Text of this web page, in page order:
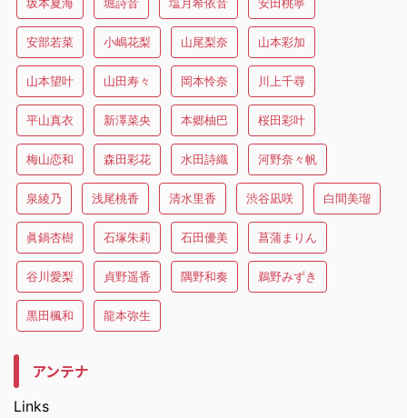
安部若菜 小嶋花梨 山尾梨奈 山本彩加
山本望叶 山田寿々 岡本怜奈 川上千尋
平山真衣 新澤菜央 本郷柚巴 桜田彩叶
梅山恋和 森田彩花 水田詩織 河野奈々帆
泉綾乃 浅尾桃香 清水里香 渋谷凪咲 白間美瑠
眞鍋杏樹 石塚朱莉 石田優美 菖蒲まりん
谷川愛梨 貞野遥香 隅野和奏 鵜野みずき
黒田楓和 龍本弥生
アンテナ
Links